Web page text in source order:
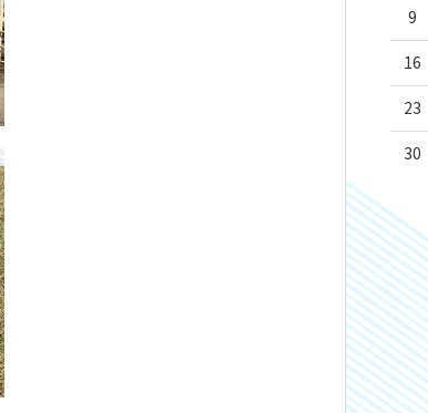
9
16
23
30